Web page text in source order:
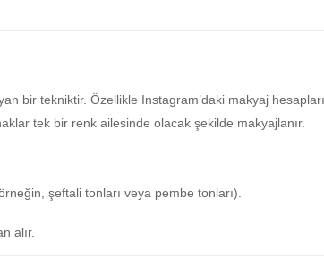
bir tekniktir. Özellikle Instagram’daki makyaj
tek bir renk ailesinde olacak şekilde makyajlanır.
şeftali tonları veya pembe tonları).
alır.